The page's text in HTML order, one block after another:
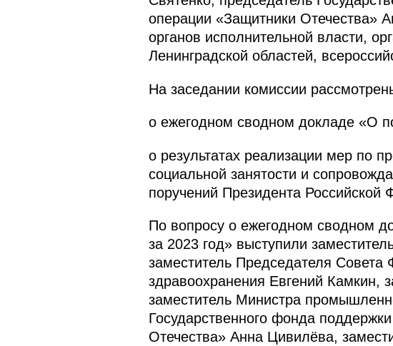
операции «Защитники Отечества»
органов исполнительной власти,
Ленинградской областей,
На заседании комиссии
о ежегодном сводном докладе «О
о результатах реализации мер по
социальной занятости и
поручений Президента
По вопросу о ежегодном сводном
за 2023 год» выступили
заместитель Председателя
здравоохранения Евгений Камкин,
заместитель Министра
Государственного фонда
Отечества» Анна Цивилёва,